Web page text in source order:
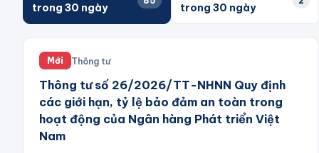
trong 30 ngày
trong 30 ngày
Mới Thông tư
Thông tư số 26/2026/TT-NHNN Quy định
các giới hạn, tỷ lệ bảo đảm an toàn trong
hoạt động của Ngân hàng Phát triển Việt
Nam